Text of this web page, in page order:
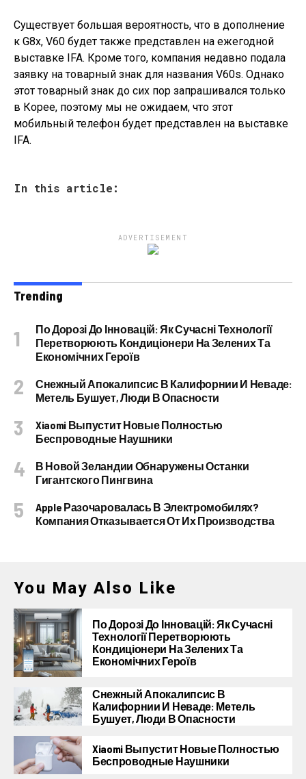
Существует большая вероятность, что в дополнение
к G8x, V60 будет также представлен на ежегодной
выставке IFA. Кроме того, компания недавно подала
заявку на товарный знак для названия V60s. Однако
этот товарный знак до сих пор запрашивался только
в Корее, поэтому мы не ожидаем, что этот
мобильный телефон будет представлен на выставке
IFA.
In this article:
ADVERTISEMENT
Trending
По Дорозі До Інновацій: Як Сучасні Технології
Перетворюють Кондиціонери На Зелених Та
Економічних Героїв
Снежный Апокалипсис В Калифорнии И Неваде:
Метель Бушует, Люди В Опасности
Xiaomi Выпустит Новые Полностью
Беспроводные Наушники
В Новой Зеландии Обнаружены Останки
Гигантского Пингвина
Apple Разочаровалась В Электромобилях?
Компания Отказывается От Их Производства
You May Also Like
По Дорозі До Інновацій: Як Сучасні
Технології Перетворюють
Кондиціонери На Зелених Та
Економічних Героїв
Снежный Апокалипсис В
Калифорнии И Неваде: Метель
Бушует, Люди В Опасности
Xiaomi Выпустит Новые Полностью
Беспроводные Наушники